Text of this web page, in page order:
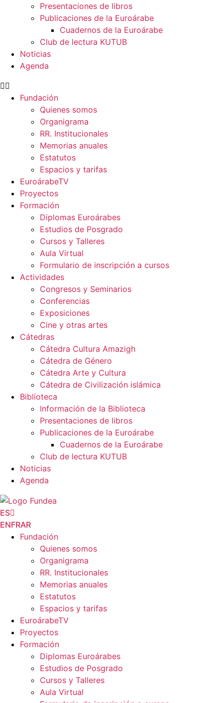
Presentaciones de libros
Publicaciones de la Euroárabe
Cuadernos de la Euroárabe
Club de lectura KUTUB
Noticias
Agenda
Fundación
Quienes somos
Organigrama
RR. Institucionales
Memorias anuales
Estatutos
Espacios y tarifas
EuroárabeTV
Proyectos
Formación
Diplomas Euroárabes
Estudios de Posgrado
Cursos y Talleres
Aula Virtual
Formulario de inscripción a cursos
Actividades
Congresos y Seminarios
Conferencias
Exposiciones
Cine y otras artes
Cátedras
Cátedra Cultura Amazigh
Cátedra de Género
Cátedra Arte y Cultura
Cátedra de Civilización islámica
Biblioteca
Información de la Biblioteca
Presentaciones de libros
Publicaciones de la Euroárabe
Cuadernos de la Euroárabe
Club de lectura KUTUB
Noticias
Agenda
ES
ENFRAR
Fundación
Quienes somos
Organigrama
RR. Institucionales
Memorias anuales
Estatutos
Espacios y tarifas
EuroárabeTV
Proyectos
Formación
Diplomas Euroárabes
Estudios de Posgrado
Cursos y Talleres
Aula Virtual